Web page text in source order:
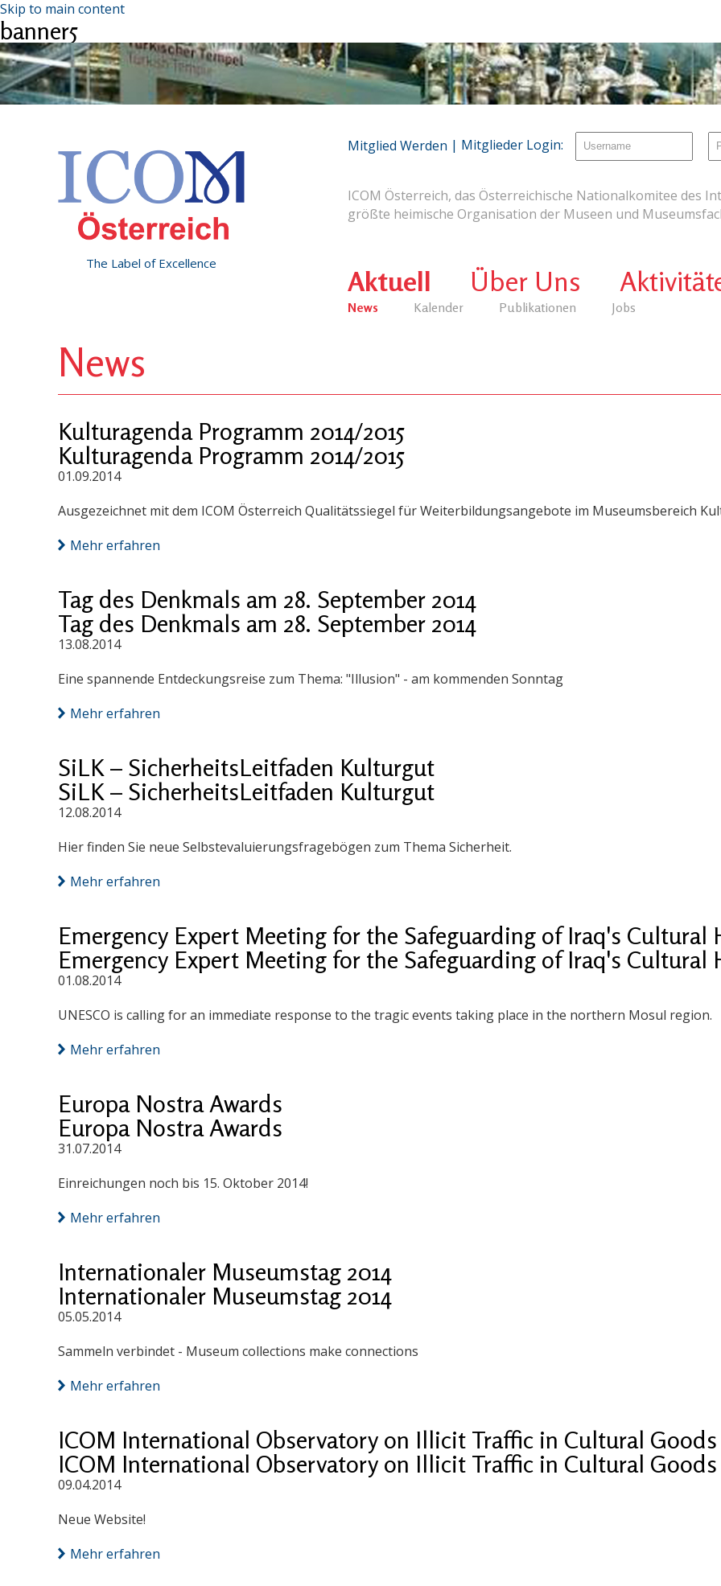
Skip to main content
banner5
The Label of Excellence
ICOM Österreich, das Österreichische Nationalkomitee des
größte heimische Organisation der Museen und
Aktuell
News Kalender Publikationen Jobs
Über Uns
Mitglied Werden | Mitglieder Login:
News
Kulturagenda Programm 2014/2015
Kulturagenda Programm 2014/2015
01.09.2014
Ausgezeichnet mit dem ICOM Österreich Qualitätssiegel für Weiterbildungsangebote im Museumsbereich
Mehr erfahren
Tag des Denkmals am 28. September 2014
Tag des Denkmals am 28. September 2014
13.08.2014
Eine spannende Entdeckungsreise zum Thema: "Illusion" - am kommenden Sonntag
Mehr erfahren
SiLK – SicherheitsLeitfaden Kulturgut
SiLK – SicherheitsLeitfaden Kulturgut
12.08.2014
Hier finden Sie neue Selbstevaluierungsfragebögen zum Thema Sicherheit.
Mehr erfahren
Emergency Expert Meeting for the Safeguarding of Iraq's Cultural
Emergency Expert Meeting for the Safeguarding of Iraq's Cultural
01.08.2014
UNESCO is calling for an immediate response to the tragic events taking place in the northern Mosul region.
Mehr erfahren
Europa Nostra Awards
Europa Nostra Awards
31.07.2014
Einreichungen noch bis 15. Oktober 2014!
Mehr erfahren
Internationaler Museumstag 2014
Internationaler Museumstag 2014
05.05.2014
Sammeln verbindet - Museum collections make connections
Mehr erfahren
ICOM International Observatory on Illicit Traffic in Cultural Goods
ICOM International Observatory on Illicit Traffic in Cultural Goods
09.04.2014
Neue Website!
Mehr erfahren